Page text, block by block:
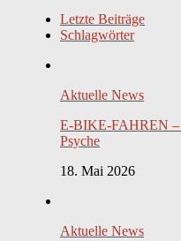
Letzte Beiträge
Schlagwörter
Aktuelle News
E-BIKE-FAHREN –
Psyche
18. Mai 2026
Aktuelle News